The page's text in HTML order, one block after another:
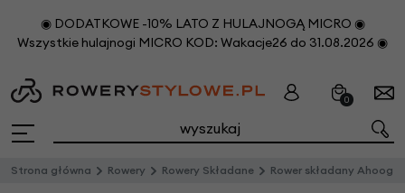
◉ DODATKOWE -10% LATO Z HULAJNOGĄ MICRO ◉
Wszystkie hulajnogi MICRO KOD: Wakacje26 do 31.08.2026 ◉
0
Strona główna Rowery Rowery Składane Rower składany Ahooga A-MAX Alfine 8 Cosmic Black bez bagażnika